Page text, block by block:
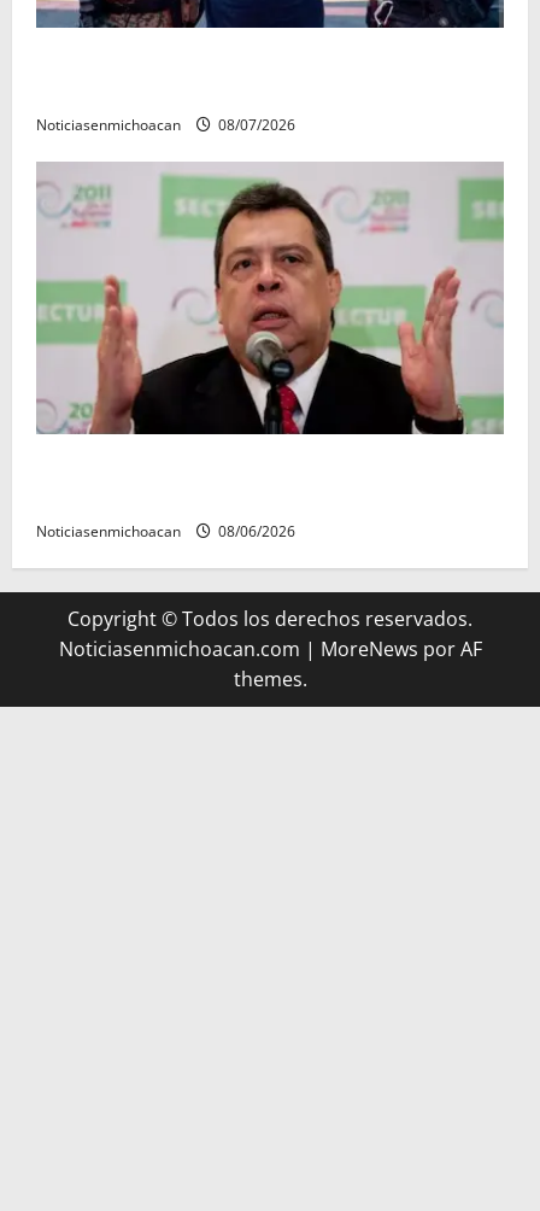
Noticiasenmichoacan 08/07/2026
Noticiasenmichoacan 08/06/2026
Copyright © Todos los derechos reservados.
Noticiasenmichoacan.com | MoreNews por AF
themes.